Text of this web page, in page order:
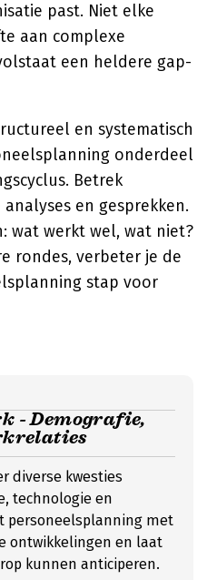
past. Niet elke
aan complexe
een heldere gap-
en systematisch
onderdeel
Betrek
en gesprekken.
wat werkt wel, wat niet?
rondes, verbeter je de
stap voor
- Demografie,
diverse kwesties
technologie en
personeelsplanning met
ontwikkelingen en laat
kunnen anticiperen.